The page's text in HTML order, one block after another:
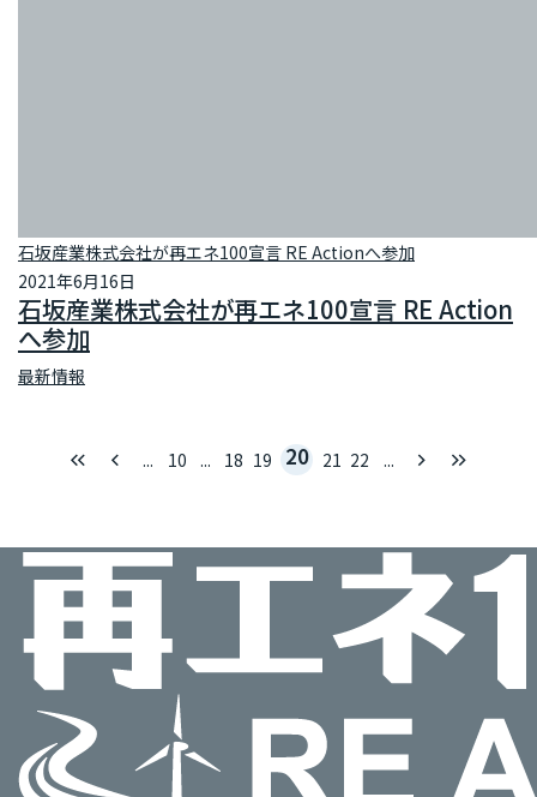
石坂産業株式会社が再エネ100宣言 RE Actionへ参加
2021年6月16日
石坂産業株式会社が再エネ100宣言 RE Action
へ参加
最新情報
keyboard_double_arrow_left keyboard_arrow_left ... 10 ... 18 19 20 21 22 ... keyboard_arrow_right keyboard_double_arrow_right